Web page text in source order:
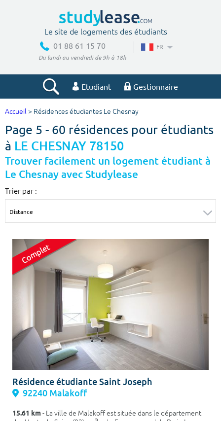
Le site de logements des étudiants
01 88 61 15 70
Du lundi au vendredi de 9h à 18h
FR
Etudiant Gestionnaire
Votre recherche
Ville, école
m²
Type de location
Colocation
Votre date d'entrée
Chercher
Accueil > Résidences étudiantes Le Chesnay
Page 5 - 60 résidences pour étudiants
à LE CHESNAY 78150
Trouver facilement un logement étudiant à
Le Chesnay avec Studylease
Trier par :
Résidence étudiante Saint Joseph
92240 Malakoff
15.61 km- La ville de Malakoff est située dans le département